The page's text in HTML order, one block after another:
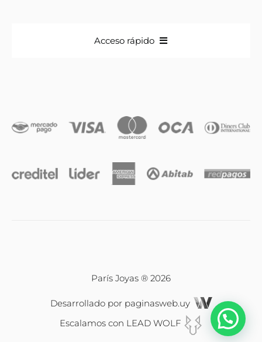
Acceso rápido
Iniciales
Relojes
París Joyas ® 2026
Desarrollado por paginasweb.uy
Escalamos con LEAD WOLF